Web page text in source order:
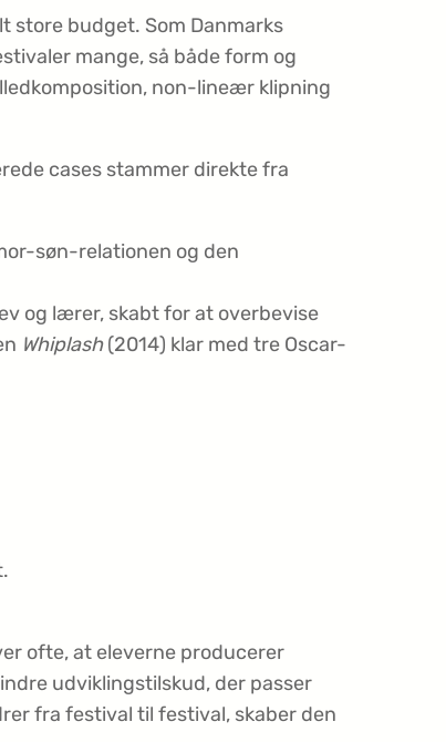
store budget. Som Danmarks
mange, så både form og
non-lineær klipning
cases stammer direkte fra
søn-relationen og den
og lærer, skabt for at overbevise
Whiplash(2014) klar med tre Oscar-
ofte, at eleverne producerer
udviklings­tilskud, der passer
fra festival til festival, skaber den